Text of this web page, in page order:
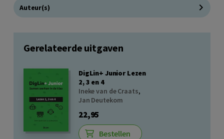
Auteur(s)
Gerelateerde uitgaven
DigLin+ Junior Lezen
2, 3 en 4
Ineke van de Craats,
Jan Deutekom
22,95
Bestellen